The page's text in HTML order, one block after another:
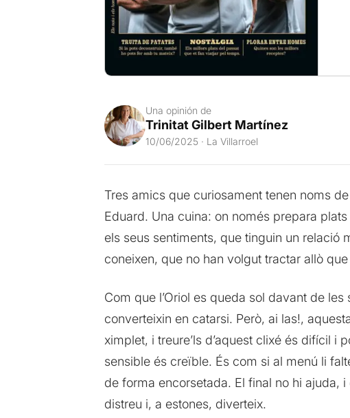
Una opinión de
Trinitat Gilbert Martínez
10/06/2025 · La Villarroel
Tres amics que curiosament tenen noms
Eduard. Una cuina: on només prepara
els seus sentiments, que tinguin un
coneixen, que no han volgut tractar allò
Com que l’Oriol es queda sol davant de
converteixin en catarsi. Però, ai las!,
ximplet, i treure’ls d’aquest clixé és difícil i
sensible és creïble. És com si al menú li
de forma encorsetada. El final no hi ajuda,
distreu i, a estones, diverteix.